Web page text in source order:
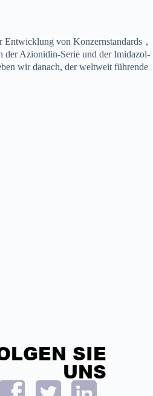
Entwicklung von Konzernstandards，
der Azionidin-Serie und der Imidazol-
wir danach, der weltweit führende
SIE
UNS